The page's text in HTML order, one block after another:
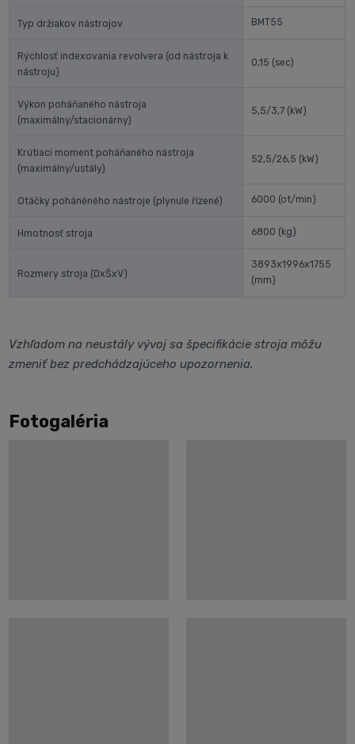
Typ držiakov nástrojov BMT55
Rýchlosť indexovania revolvera (od nástroja k
nástroju)
0,15 (sec)
Výkon poháňaného nástroja
(maximálny/stacionárny)
5,5/3,7 (kW)
Krútiaci moment poháňaného nástroja
(maximálny/ustály)
52,5/26,5 (kW)
Otáčky poháněného nástroje (plynule řízené) 6000 (ot/min)
Hmotnosť stroja 6800 (kg)
Rozmery stroja (DxŠxV)
3893x1996x1755
(mm)
Vzhľadom na neustály vývoj sa špecifikácie stroja môžu
zmeniť bez predchádzajúceho upozornenia.
Fotogaléria